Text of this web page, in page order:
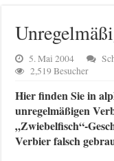
5. Mai 2004
2,519 Besucher
Hier finden Sie in
unregelmäßigen
„Zwiebelfisch“-
Verbier falsch